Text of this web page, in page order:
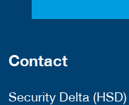
Contact
Security Delta (HSD)